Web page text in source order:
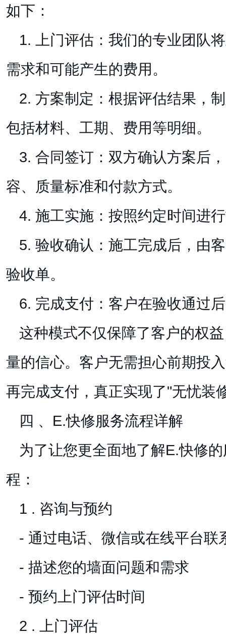
如下：
1. 上门评估：我们的专业团队
需求和可能产生的费用。
2. 方案制定：根据评估结果，
包括材料、工期、费用等明细。
3. 合同签订：双方确认方案后
容、质量标准和付款方式。
4. 施工实施：按照约定时间进
5. 验收确认：施工完成后，由
验收单。
6. 完成支付：客户在验收通过
这种模式不仅保障了客户的权
量的信心。客户无需担心前期投
再完成支付，真正实现了"无忧装
四 、E.快修服务流程详解
为了让您更全面地了解E.快修
程：
1 . 咨询与预约
- 通过电话、微信或在线平台联
- 描述您的墙面问题和需求
- 预约上门评估时间
2 . 上门评估